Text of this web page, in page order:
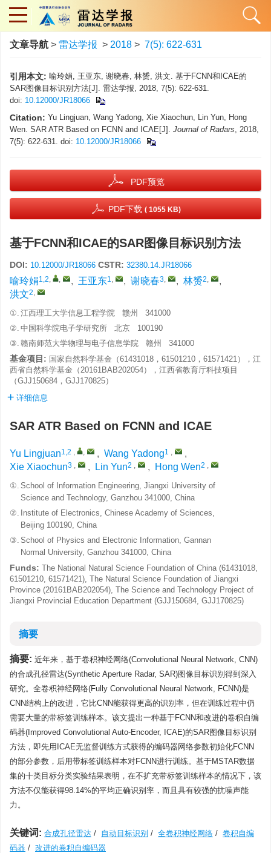
文章导航 > 雷达学报 > 2018 > 7(5): 622-631
引用本文: 喻玲娟, 王亚东, 谢晓春, 林赟, 洪文. 基于FCNN和ICAE的
SAR图像目标识别方法[J]. 雷达学报, 2018, 7(5): 622-631.
doi: 10.12000/JR18066
Citation: Yu Lingjuan, Wang Yadong, Xie Xiaochun, Lin Yun, Hong
Wen. SAR ATR Based on FCNN and ICAE[J]. Journal of Radars, 2018,
7(5): 622-631. doi: 10.12000/JR18066
PDF预览
PDF下载 ( 1055 KB)
基于FCNN和ICAE的SAR图像目标识别方法
DOI: 10.12000/JR18066 CSTR: 32380.14.JR18066
喻玲娟1,2, , , 王亚东1, , 谢晓春3, , 林赟2,
,
洪文2,
①. 江西理工大学信息工程学院 赣州 341000
②. 中国科学院电子学研究所 北京 100190
③. 赣南师范大学物理与电子信息学院 赣州 341000
基金项目: 国家自然科学基金（61431018，61501210，61571421），江
西省自然科学基金（20161BAB202054），江西省教育厅科技项目
（GJJ150684，GJJ170825）
详细信息
SAR ATR Based on FCNN and ICAE
Yu Lingjuan1,2 , , , Wang Yadong1 ,
,
Xie Xiaochun3 , , Lin Yun2 , , Hong Wen2 ,
①. School of Information Engineering, Jiangxi University of
Science and Technology, Ganzhou 341000, China
②. Institute of Electronics, Chinese Academy of Sciences,
Beijing 100190, China
③. School of Physics and Electronic Information, Gannan
Normal University, Ganzhou 341000, China
Funds: The National Natural Science Foundation of China (61431018,
61501210, 61571421), The Natural Science Foundation of Jiangxi
Province (20161BAB202054), The Science and Technology Project of
Jiangxi Provincial Education Department (GJJ150684, GJJ170825)
摘要
摘要: 近年来，基于卷积神经网络(Convolutional Neural Network, CNN)
的合成孔径雷达(Synthetic Aperture Radar, SAR)图像目标识别得到深入
研究。全卷积神经网络(Fully Convolutional Neural Network, FCNN)是
CNN结构上的改进，它比CNN能获得更高的识别率，但在训练过程中仍
需要大量的带标签训练样本。该文提出一种基于FCNN和改进的卷积自编
码器(Improved Convolutional Auto-Encoder, ICAE)的SAR图像目标识别
方法，即先用ICAE无监督训练方式获得的编码器网络参数初始化FCNN
的部分参数，后用带标签训练样本对FCNN进行训练。基于MSTAR数据
集的十类目标分类实验结果表明，在不扩充带标签训练样本的情况下，该
方法不仅能获得98.14%的平均正确识别率，而且具有较强的抗噪声能
力。
关键词: 合成孔径雷达 / 自动目标识别 / 全卷积神经网络 / 卷积自编
码器 / 改进的卷积自编码器